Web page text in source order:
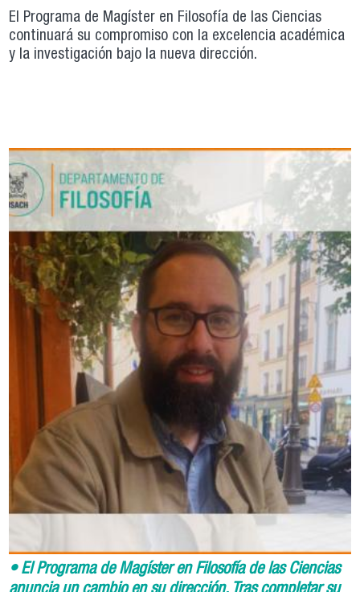
El Programa de Magíster en Filosofía de las Ciencias
continuará su compromiso con la excelencia académica
y la investigación bajo la nueva dirección.
• El Programa de Magíster en Filosofía de las Ciencias